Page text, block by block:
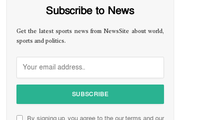
Subscribe to News
Get the latest sports news from NewsSite about world,
sports and politics.
By signing up, you agree to the our terms and our